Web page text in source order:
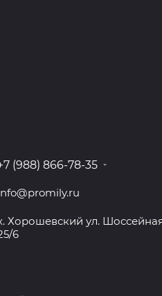
(988) 866-78-35
Хорошевский ул.
6